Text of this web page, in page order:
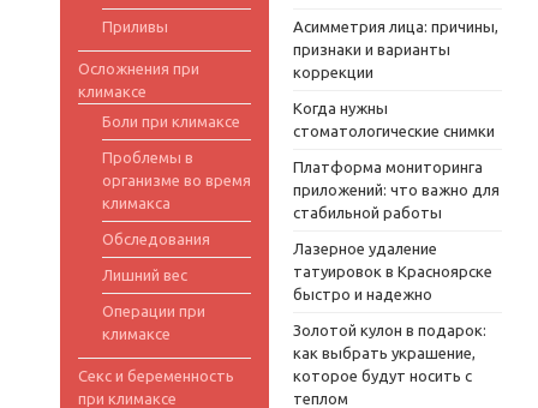
Приливы
Осложнения при
климаксе
Боли при климаксе
Проблемы в
организме во время
климакса
Обследования
Лишний вес
Операции при
климаксе
Секс и беременность
при климаксе
Асимметрия лица: причины,
признаки и варианты
коррекции
Когда нужны
стоматологические снимки
Платформа мониторинга
приложений: что важно для
стабильной работы
Лазерное удаление
татуировок в Красноярске
быстро и надежно
Золотой кулон в подарок:
как выбрать украшение,
которое будут носить с
теплом